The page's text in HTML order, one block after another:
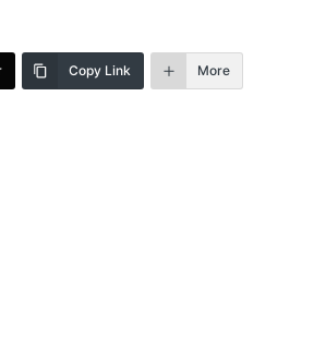
Copy Link More